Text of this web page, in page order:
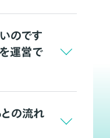
のです
を運営で
の流れ